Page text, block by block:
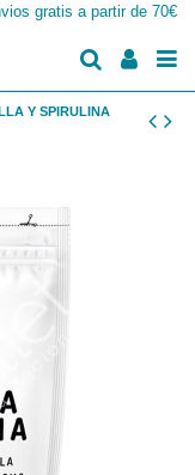
gratis a partir de 70€
Y SPIRULINA